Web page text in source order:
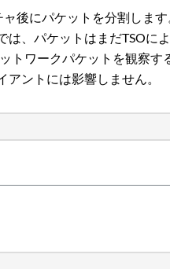
後にパケットを分割します
、パケットはまだTSOに
トワークパケットを観察す
ントには影響しません。